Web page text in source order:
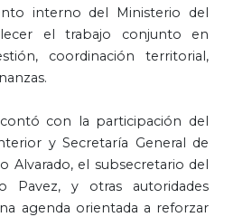
interno del Ministerio del
el trabajo conjunto en
coordinación territorial,
con la participación del
y Secretaría General de
Alvarado, el subsecretario del
Pavez, y otras autoridades
agenda orientada a reforzar